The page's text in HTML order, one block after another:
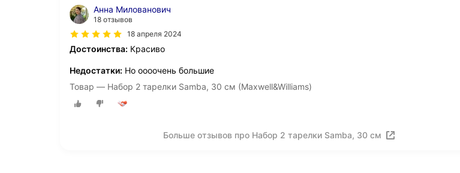
Анна Милованович
18 отзывов
18 апреля 2024
Достоинства: Красиво
Недостатки: Но оооочень большие
Товар — Набор 2 тарелки Samba, 30 см (Maxwell&Williams)
Больше отзывов про Набор 2 тарелки Samba, 30 см